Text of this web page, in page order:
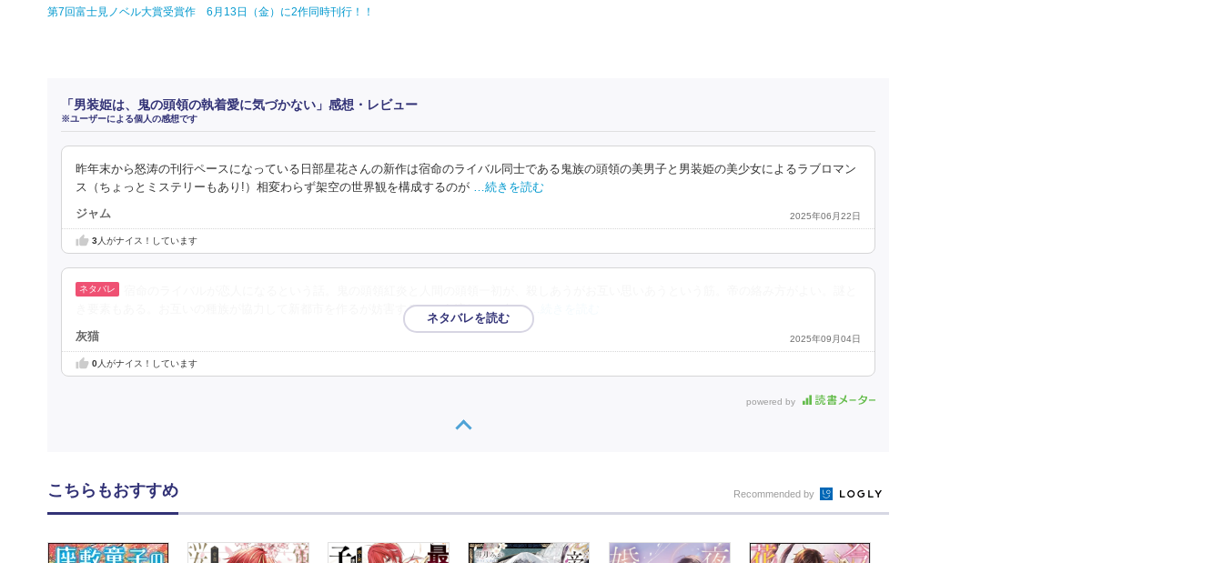
第7回富士見ノベル大賞受賞作 6月13日（金）に2作同時刊行！！
「男装姫は、鬼の頭領の執着愛に気づかない」感想・レビュー
※ユーザーによる個人の感想です
昨年末から怒涛の刊行ペースになっている日部星花さんの新作は宿命のライバル同士である鬼族の頭領の美男子と男装姫の美少女によるラブロマン
ス（ちょっとミステリーもあり!）相変わらず架空の世界観を構成するのが
…続きを読む
ジャム 2025年06月22日
3人がナイス！しています
き要素もある。お互いの種族が協力して新都市を作るが妨害するという流れ、二人は …続きを読む
灰猫 2025年09月04日
0人がナイス！しています
powered by
こちらもおすすめ Recommended by